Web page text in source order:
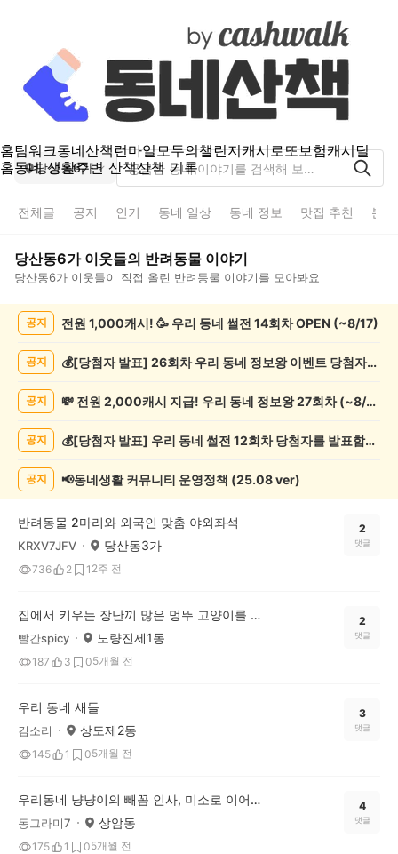
홈팀워크동네산책 런마일모두의챌린지캐시로또보험캐시딜
홈동네 생활주변 산책산책 기록
당산동6가
전체글 공지 인기 동네 일상 동네 정보 맛집 추천 분
당산동6가이웃들의 반려동물 이야기
당산동6가 이웃들이 직접 올린 반려동물 이야기를 모아봐요
글
공지 전원 1,000캐시! 🥳 우리 동네 썰전 14회차 OPEN (~8/17)
공지 💰[당첨자 발표] 26회차 우리 동네 정보왕 이벤트 당첨자를 발표합니다!
공지 💸 전원 2,000캐시 지급! 우리 동네 정보왕 27회차 (~8/10)
공지 💰[당첨자 발표] 우리 동네 썰전 12회차 당첨자를 발표합니다!
공지 📢동네생활 커뮤니티 운영정책 (25.08 ver)
반려동물 2마리와 외국인 맞춤 야외좌석
KRXV7JFV 당산동3가
736 2 1 2주 전
2
댓글
집에서 키우는 장난끼 많은 멍뚜 고양이를 소개합니다.
빨간spicy 노량진제1동
187 3 05개월 전
2
댓글
우리 동네 새들
김소리 상도제2동
145 1 05개월 전
3
댓글
우리동네 냥냥이의 빼꼼 인사, 미소로 이어진 따뜻한 교감
동그라미7 상암동
175 1 05개월 전
4
댓글